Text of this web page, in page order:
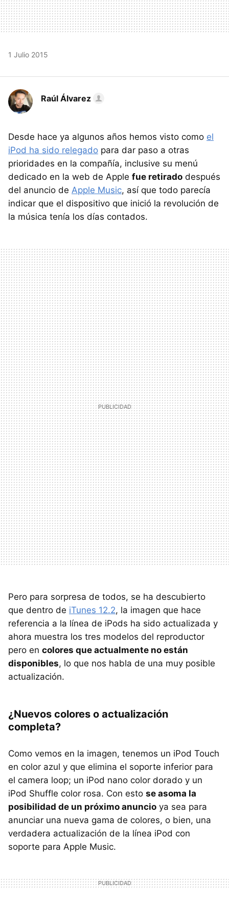
1 Julio 2015
Raúl Álvarez
Desde hace ya algunos años hemos visto como el
iPod ha sido relegado para dar paso a otras
prioridades en la compañía, inclusive su menú
dedicado en la web de Apple fue retirado después
del anuncio de Apple Music, así que todo parecía
indicar que el dispositivo que inició la revolución de
la música tenía los días contados.
Pero para sorpresa de todos, se ha descubierto
que dentro de iTunes 12.2, la imagen que hace
referencia a la línea de iPods ha sido actualizada y
ahora muestra los tres modelos del reproductor
pero en colores que actualmente no están
disponibles, lo que nos habla de una muy posible
actualización.
¿Nuevos colores o actualización
completa?
Como vemos en la imagen, tenemos un iPod Touch
en color azul y que elimina el soporte inferior para
el camera loop; un iPod nano color dorado y un
iPod Shuffle color rosa. Con esto se asoma la
posibilidad de un próximo anuncio ya sea para
anunciar una nueva gama de colores, o bien, una
verdadera actualización de la línea iPod con
soporte para Apple Music.